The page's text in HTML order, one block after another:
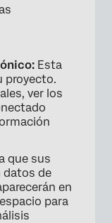
Esta
proyecto.
ver los
que sus
datos de
en
para